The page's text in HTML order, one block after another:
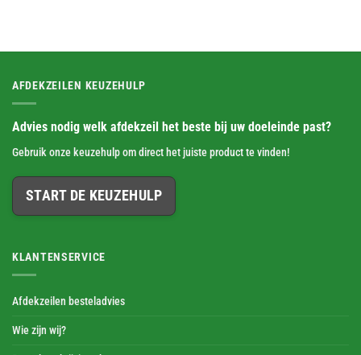
AFDEKZEILEN KEUZEHULP
Advies nodig welk afdekzeil het beste bij uw doeleinde past?
Gebruik onze keuzehulp om direct het juiste product te vinden!
START DE KEUZEHULP
KLANTENSERVICE
Afdekzeilen besteladvies
Wie zijn wij?